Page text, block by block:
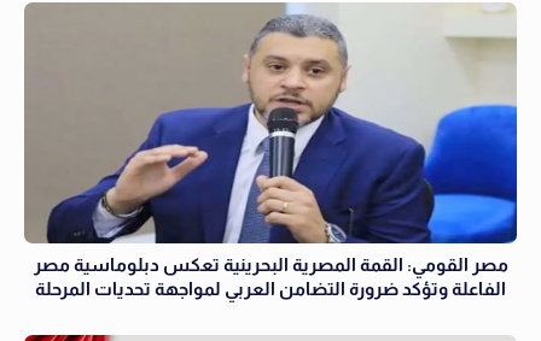
مصر القومي: القمة المصرية البحرينية تعكس دبلوماسية مصر
الفاعلة وتؤكد ضرورة التضامن العربي لمواجهة تحديات المرحلة